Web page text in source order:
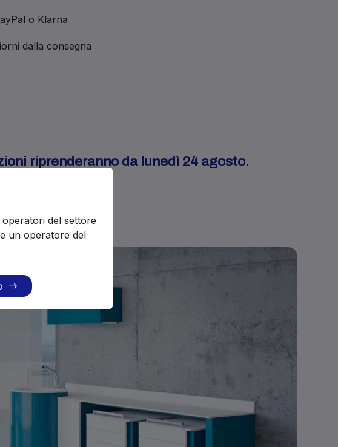
o Klarna
dalla consegna
riprenderanno da lunedì 24 agosto.
del settore
un operatore del